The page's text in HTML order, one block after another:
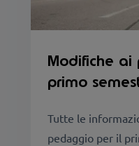
Modifiche
primo
Tutte le
pedaggio per il